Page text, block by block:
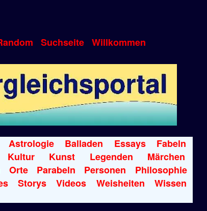
Suchseite Willkommen
Astrologie Balladen Essays
Fabeln
Kultur Kunst Legenden
Märchen
Orte Parabeln Personen
Philosophie
Storys Videos Weisheiten
Wissen